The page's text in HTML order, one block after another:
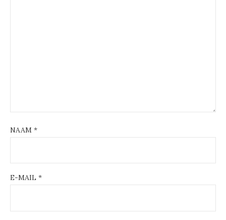
NAAM *
E-MAIL *